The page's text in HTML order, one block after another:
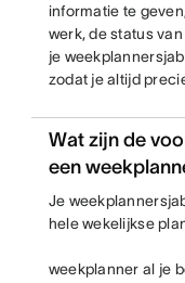
informatie te
werk, de status
je
zodat je altijd
Wat zijn de
een
Je
hele wekelijkse
weekplanner al je